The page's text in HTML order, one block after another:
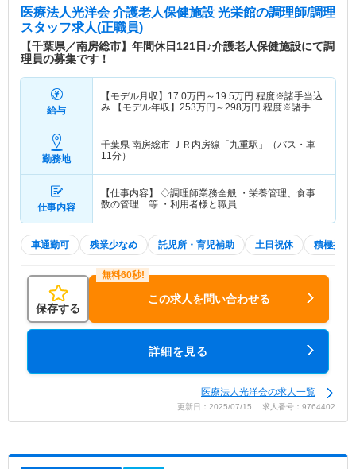
医療法人光洋会 介護老人保健施設 光栄館の調理師/調理
スタッフ求人(正職員)
【千葉県／南房総市】年間休日121日♪介護老人保健施設にて調
理員の募集です！
給与
【モデル月収】 17.0万円～ 19.5万円 程度※諸手当込
み 【モデル年収】 253万円～298万円 程度※諸手当
勤務地
千葉県 南房総市
ＪＲ内房線「九重駅」（バス・車
11分）
仕事内容
【仕事内容】 ◇調理師業務全般 ・栄養管理、食事
数の管理 等 ・利用者様と職員…
車通勤可 残業少なめ 託児所・育児補助 土日祝休 積極採用
保存する
この求人を問い合わせる
詳細を見る
医療法人光洋会の求人一覧
更新日：2025/07/15 求人番号：9764402